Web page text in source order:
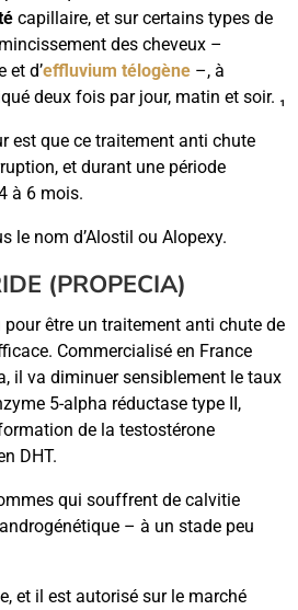
capillaire, et sur certains types de
des cheveux –
et d’effluvium télogène–, à
deux fois par jour, matin et soir. ₁
est que ce traitement anti chute
et durant une période
à 6 mois.
le nom d’Alostil ou Alopexy.
(PROPECIA)
être un traitement anti chute de
Commercialisé en France
il va diminuer sensiblement le taux
5-alpha réductase type II,
de la testostérone
DHT.
qui souffrent de calvitie
– à un stade peu
et il est autorisé sur le marché